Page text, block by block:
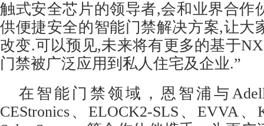
触式安全芯片的领导者,会和业界合作
供便捷安全的智能门禁解决方案,让大
改变.可以预见,未来将有更多的基于
门禁被广泛应用到私人住宅及企业.”
在智能门禁领域，恩智浦与
CEStronics、ELOCK2-SLS、EVVA、